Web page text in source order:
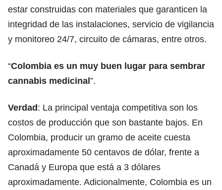
estar construidas con materiales que garanticen la
integridad de las instalaciones, servicio de vigilancia
y monitoreo 24/7, circuito de cámaras, entre otros.
“Colombia es un muy buen lugar para sembrar
cannabis medicinal”.
Verdad: La principal ventaja competitiva son los
costos de producción que son bastante bajos. En
Colombia, producir un gramo de aceite cuesta
aproximadamente 50 centavos de dólar, frente a
Canadá y Europa que está a 3 dólares
aproximadamente. Adicionalmente, Colombia es un